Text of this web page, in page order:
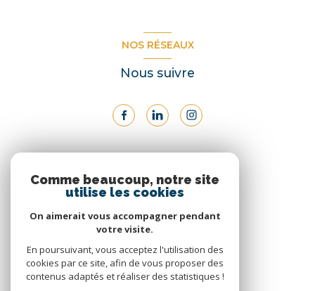
NOS RÉSEAUX
Nous suivre
Nous adhérons
Comme beaucoup, notre site
utilise les cookies
On aimerait vous accompagner pendant
votre visite.
En poursuivant, vous acceptez l'utilisation des
cookies par ce site, afin de vous proposer des
contenus adaptés et réaliser des statistiques !